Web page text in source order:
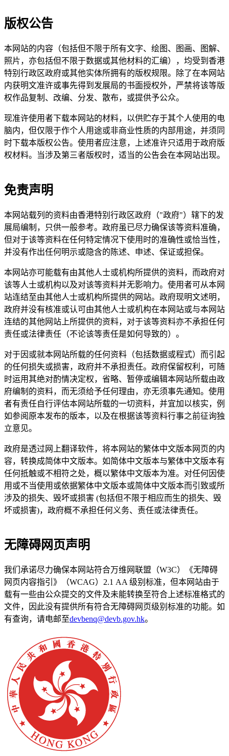
版权公告
本网站的内容（包括但不限于所有文字、绘图、图画、图解、
照片，亦包括但不限于数据或其他材料的汇编），均受到香港
特别行政区政府或其他实体所拥有的版权规限。除了在本网站
内获明文准许或事先得到发展局的书面授权外，严禁将该等版
权作品复制、改编、分发、散布，或提供予公众。
现准许使用者下载本网站的材料，以供贮存于其个人使用的电
脑内，但仅限于作个人用途或非商业性质的内部用途，并须同
时下载本版权公告。使用者应注意，上述准许只适用于政府版
权材料。当涉及第三者版权时，适当的公告会在本网站出现。
免责声明
本网站载列的资料由香港特别行政区政府（"政府"）辖下的发
展局编制，只供一般参考。政府虽已尽力确保该等资料准确，
但对于该等资料在任何特定情况下使用时的准确性或恰当性，
并没有作出任何明示或隐含的陈述、申述、保证或担保。
本网站亦可能载有由其他人士或机构所提供的资料，而政府对
该等人士或机构以及对该等资料并无影响力。使用者可从本网
站连结至由其他人士或机构所提供的网站。政府现明文述明，
政府并没有核准或认可由其他人士或机构在本网站或与本网站
连结的其他网站上所提供的资料，对于该等资料亦不承担任何
责任或法律责任（不论该等责任是如何导致的）。
对于因或就本网站所载的任何资料（包括数据或程式）而引起
的任何损失或损害，政府并不承担责任。政府保留权利，可随
时运用其绝对酌情决定权，省略、暂停或编辑本网站所载由政
府编制的资料，而无须给予任何理由，亦无须事先通知。使用
者有责任自行评估本网站所载的一切资料，并宜加以核实，例
如参阅原本发布的版本，以及在根据该等资料行事之前征询独
立意见。
政府是透过网上翻译软件，将本网站的繁体中文版本网页的内
容，转换成简体中文版本。如简体中文版本与繁体中文版本有
任何抵触或不相符之处，概以繁体中文版本为准。对任何因使
用或不当使用或依据繁体中文版本或简体中文版本而引致或所
涉及的损失、毁坏或损害 (包括但不限于相应而生的损失、毁
坏或损害)，政府概不承担任何义务、责任或法律责任。
无障碍网页声明
我们承诺尽力确保本网站符合万维网联盟（W3C）《无障碍
网页内容指引》（WCAG）2.1 AA 级别标准，但本网站由于
载有一些由公众提交的文件及未能转换至符合上述标准格式的
文件，因此没有提供所有符合无障碍网页级别标准的功能。如
有查询，请电邮至devbenq@devb.gov.hk。